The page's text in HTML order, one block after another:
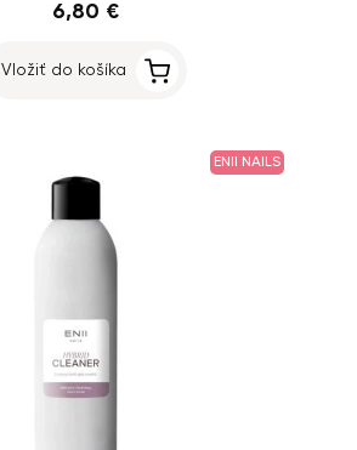
6,80 €
Vložiť do košíka
ENII NAILS